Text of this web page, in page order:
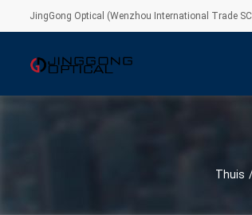
JingGong Optical (Wenzhou International Trade
Thuis